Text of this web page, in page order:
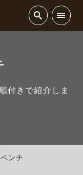
付きで紹介しま
ンチ